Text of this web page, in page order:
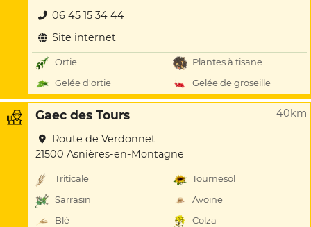
06 45 15 34 44
Site internet
Ortie
Plantes à tisane
Gelée d'ortie
Gelée de groseille
Gaec des Tours 40km
Route de Verdonnet
21500 Asnières-en-Montagne
Triticale
Tournesol
Sarrasin
Avoine
Blé
Colza